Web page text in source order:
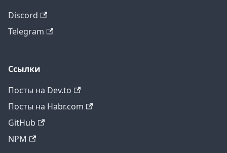
Discord
Telegram
Ссылки
Посты на Dev.to
Посты на Habr.com
GitHub
NPM